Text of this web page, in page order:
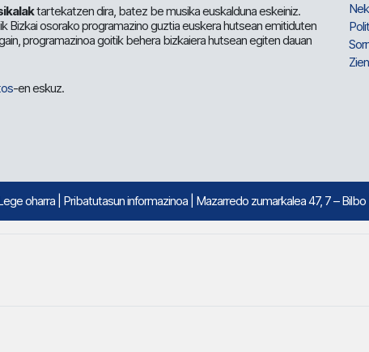
tartekatzen dira, batez be musika euskalduna eskeiniz.
Bizkai osorako programazino guztia euskera hutsean emitiduten
programazinoa goitik behera bizkaiera hutsean egiten dauan
-en eskuz.
oharra Pribatutasun informazinoa | Mazarredo zumarkalea 47, 7 – Bilbo |